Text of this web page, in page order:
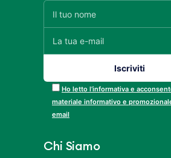
Ho letto l’informativa e
materiale informativo e
email
Chi Siamo